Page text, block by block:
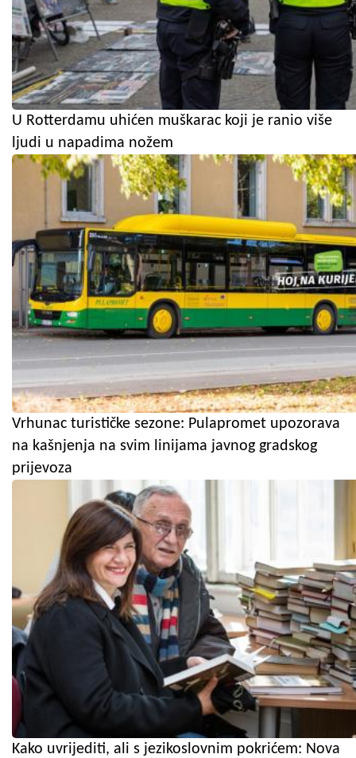
U Rotterdamu uhićen muškarac koji je ranio više
ljudi u napadima nožem
Vrhunac turističke sezone: Pulapromet upozorava
na kašnjenja na svim linijama javnog gradskog
prijevoza
Kako uvrijediti, ali s jezikoslovnim pokrićem: Nova